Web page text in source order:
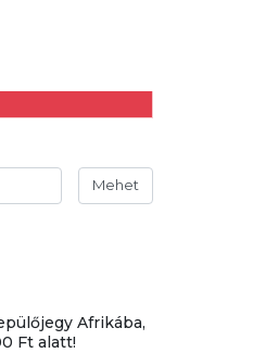
Mehet
Afrikába,
Ft alatt!